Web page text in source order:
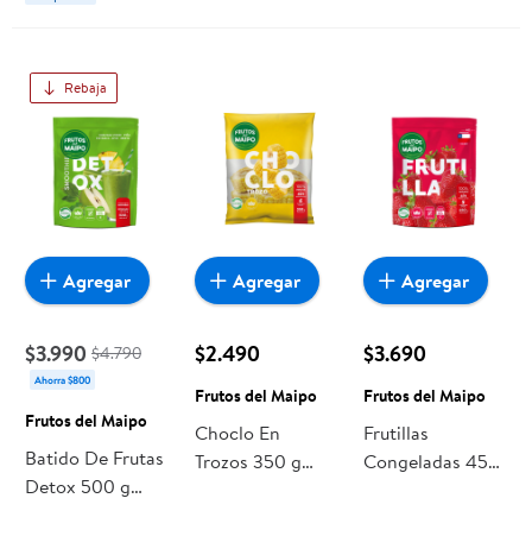
Rebaja
$3.990 $4.790
Ahorra $800
Frutos del Maipo
Batido De Frutas
Detox 500 g
Agregar
$2.490
Frutos del Maipo
Choclo En
Trozos 350 g
Agregar
$3.690
Frutos del Maipo
Frutillas
Congeladas 450
Agregar